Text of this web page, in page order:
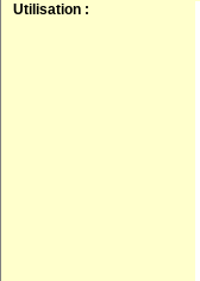
Utilisation :